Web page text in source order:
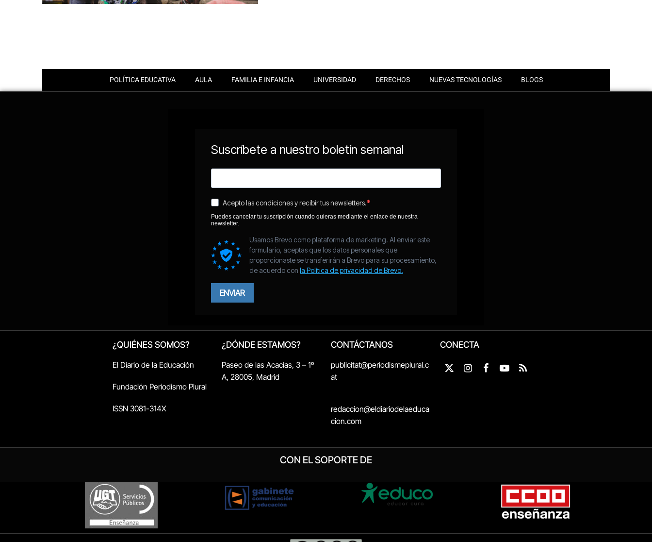
POLÍTICA EDUCATIVA AULA FAMILIA E INFANCIA UNIVERSIDAD DERECHOS NUEVAS TECNOLOGÍAS BLOGS
¿QUIÉNES SOMOS?
El Diario de la Educación
Fundación Periodismo Plural
ISSN 3081-314X
¿DÓNDE ESTAMOS?
Paseo de las Acacias, 3 – 1º
A, 28005, Madrid
CONTÁCTANOS
publicitat@periodismeplural.c
at
redaccion@eldiariodelaeduca
cion.com
CONECTA
X
InstagramFacebookYouTubeRSS
CON EL SOPORTE DE